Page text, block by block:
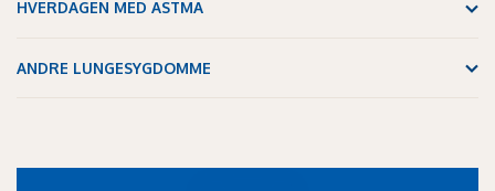
HVERDAGEN MED ASTMA
ANDRE LUNGESYGDOMME